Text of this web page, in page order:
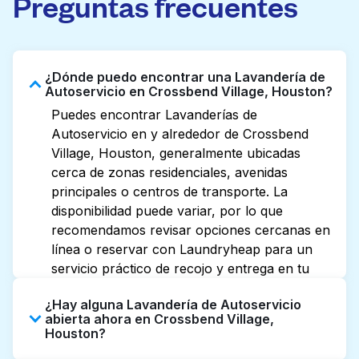
¿Dónde puedo encontrar una Lavandería de
Autoservicio en Crossbend Village, Houston?
Puedes encontrar Lavanderías de
Autoservicio en y alrededor de Crossbend
Village, Houston, generalmente ubicadas
cerca de zonas residenciales, avenidas
principales o centros de transporte. La
disponibilidad puede variar, por lo que
recomendamos revisar opciones cercanas en
línea o reservar con Laundryheap para un
servicio práctico de recojo y entrega en tu
¿Hay alguna Lavandería de Autoservicio
abierta ahora en Crossbend Village,
Houston?